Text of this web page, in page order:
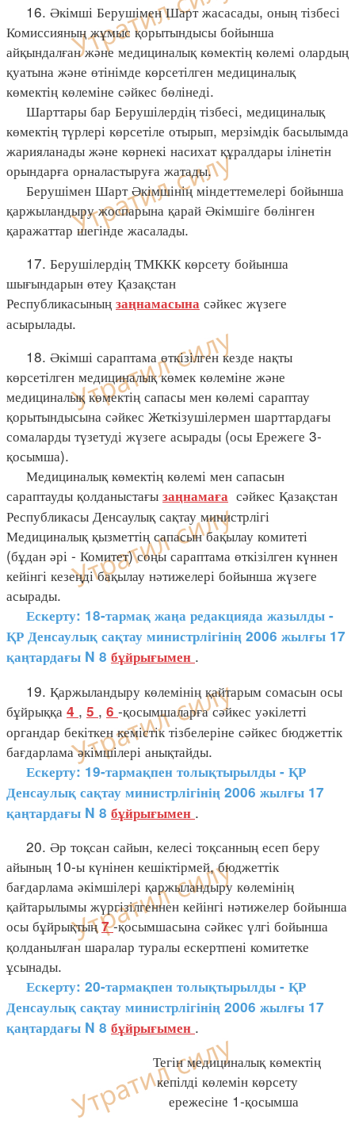
16. Әкімші Берушімен Шарт жасасады, оның тізбесі
Комиссияның жұмыс қорытындысы бойынша
айқындалған және медициналық көмектің көлемі олардың
қуатына және өтінімде көрсетілген медициналық
көмектің көлеміне сәйкес бөлінеді.
Шарттары бар Берушілердің тізбесі, медициналық
көмектің түрлері көрсетіле отырып, мерзімдік басылымда
жарияланады және көрнекі насихат құралдары ілінетін
орындарға орналастыруға жатады.
Берушімен Шарт Әкімшінің міндеттемелері бойынша
қаржыландыру жоспарына қарай Әкімшіге бөлінген
қаражаттар шегінде жасалады.
17. Берушілердің ТМККК көрсету бойынша
шығындарын өтеу Қазақстан
Республикасының заңнамасына сәйкес жүзеге
асырылады.
18. Әкімші сараптама өткізілген кезде нақты
көрсетілген медициналық көмек көлеміне және
медициналық көмектің сапасы мен көлемі сараптау
қорытындысына сәйкес Жеткізушілермен шарттардағы
сомаларды түзетуді жүзеге асырады (осы Ережеге 3-
қосымша).
Медициналық көмектің көлемі мен сапасын
сараптауды қолданыстағы заңнамаға сәйкес Қазақстан
Республикасы Денсаулық сақтау министрлігі
Медициналық қызметтің сапасын бақылау комитеті
(бұдан әрі - Комитет) соңы сараптама өткізілген күннен
кейінгі кезеңді бақылау нәтижелері бойынша жүзеге
асырады.
Ескерту: 18-тармақ жаңа редакцияда жазылды -
ҚР Денсаулық сақтау министрлігінің 2006 жылғы 17
қаңтардағы N 8 бұйрығымен .
19. Қаржыландыру көлемінің қайтарым сомасын осы
бұйрыққа 4 , 5 , 6 -қосымшаларға сәйкес уәкілетті
органдар бекіткен кемістік тізбелеріне сәйкес бюджеттік
бағдарлама әкімшілері анықтайды.
Ескерту: 19-тармақпен толықтырылды - ҚР
Денсаулық сақтау министрлігінің 2006 жылғы 17
қаңтардағы N 8 бұйрығымен .
20. Әр тоқсан сайын, келесі тоқсанның есеп беру
айының 10-ы күнінен кешіктірмей, бюджеттік
бағдарлама әкімшілері қаржыландыру көлемінің
қайтарылымы жүргізілгеннен кейінгі нәтижелер бойынша
осы бұйрықтың7-қосымшасына сәйкес үлгі бойынша
қолданылған шаралар туралы ескертпені комитетке
ұсынады.
Ескерту: 20-тармақпен толықтырылды - ҚР
Денсаулық сақтау министрлігінің 2006 жылғы 17
қаңтардағы N 8 бұйрығымен .
Тегін медициналық көмектің
кепілді көлемін көрсету
ережесіне 1-қосымша